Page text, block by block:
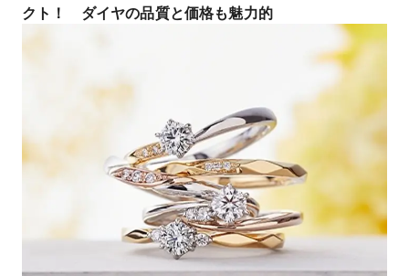
クト！ ダイヤの品質と価格も魅力的